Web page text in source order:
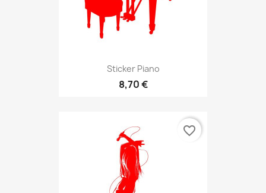
Sticker Piano
8,70 €
favorite_border